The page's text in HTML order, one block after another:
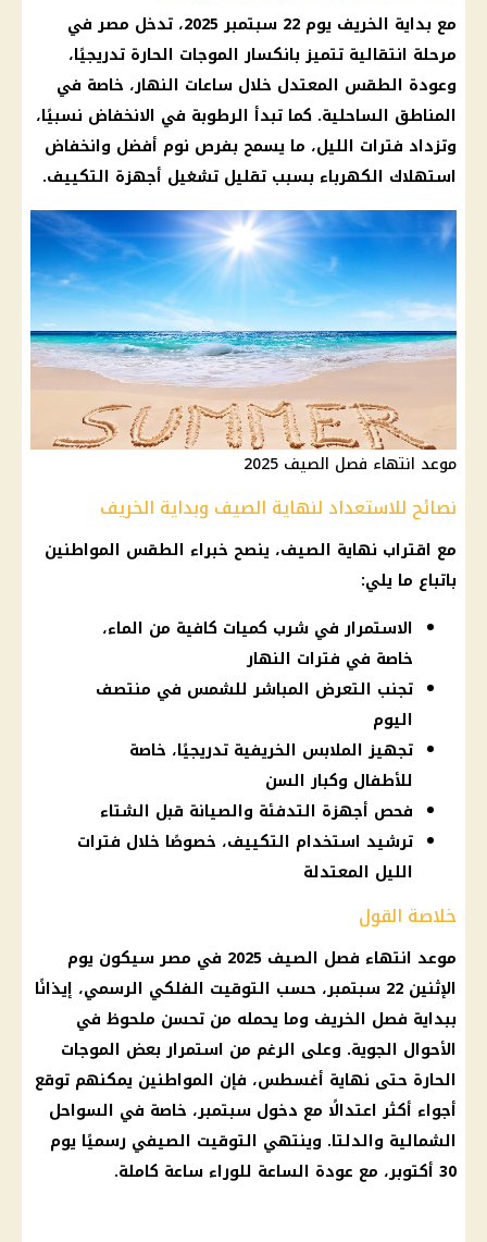
مع بداية الخريف
يوم 22 سبتمبر 2025، تدخل مصر في
مرحلة انتقالية تتميز بانكسار الموجات الحارة تدريجيًا،
وعودة الطقس المعتدل خلال ساعات النهار، خاصة في
المناطق الساحلية. كما تبدأ الرطوبة في الانخفاض نسبيًا،
وتزداد فترات الليل، ما يسمح بفرص نوم أفضل وانخفاض
استهلاك الكهرباء بسبب تقليل تشغيل أجهزة التكييف.
موعد انتهاء فصل الصيف 2025
نصائح للاستعداد لنهاية الصيف وبداية الخريف
مع اقتراب نهاية الصيف، ينصح خبراء الطقس المواطنين
باتباع ما يلي:
الاستمرار في شرب كميات كافية من الماء،
خاصة في فترات النهار
تجنب التعرض المباشر للشمس في منتصف
اليوم
تجهيز الملابس الخريفية تدريجيًا، خاصة
للأطفال وكبار السن
فحص أجهزة التدفئة والصيانة قبل الشتاء
ترشيد استخدام التكييف، خصوصًا خلال فترات
الليل المعتدلة
خلاصة القول
موعد انتهاء فصل الصيف
2025 في مصر سيكون يوم
الإثنين 22 سبتمبر، حسب التوقيت الفلكي الرسمي، إيذانًا
ببداية فصل الخريف وما يحمله من تحسن ملحوظ في
الأحوال الجوية. وعلى الرغم من استمرار بعض الموجات
الحارة حتى نهاية أغسطس، فإن المواطنين يمكنهم توقع
أجواء أكثر اعتدالًا مع دخول سبتمبر، خاصة في السواحل
الشمالية والدلتا. وينتهي التوقيت الصيفي رسميًا يوم
30 أكتوبر، مع عودة الساعة للوراء ساعة كاملة.